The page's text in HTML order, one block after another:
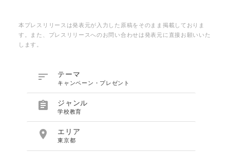
本プレスリリースは発表元が入力した原稿をそのまま掲載しておりま
す。また、プレスリリースへのお問い合わせは発表元に直接お願いいた
します。
 テーマ
キャンペーン・プレゼント
 ジャンル
学校教育
 エリア
東京都